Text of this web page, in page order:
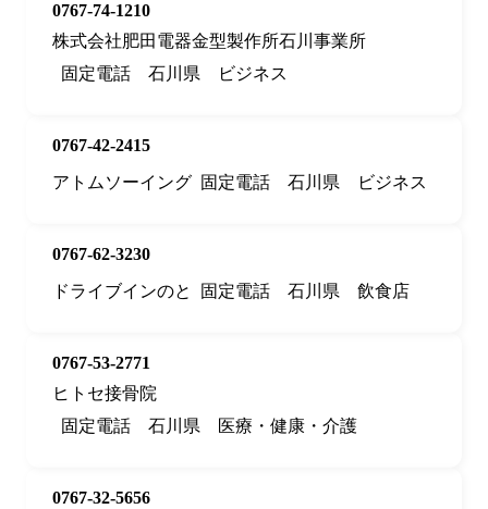
0767-74-1210
株式会社肥田電器金型製作所石川事業所
固定電話
石川県 ビジネス
0767-42-2415
アトムソーイング 固定電話 石川県 ビジネス
0767-62-3230
ドライブインのと
固定電話 石川県 飲食店
0767-53-2771
ヒトセ接骨院
固定電話
石川県 医療・健康・介護
0767-32-5656